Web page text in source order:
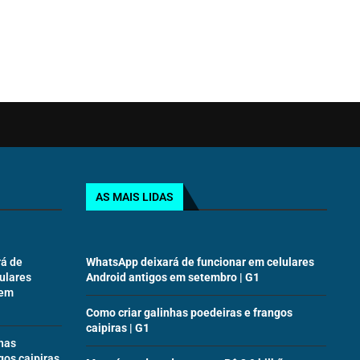
de
AS MAIS LIDAS
WhatsApp deixará de funcionar em celulares
Android antigos em setembro | G1
Como criar galinhas poedeiras e frangos
caipiras | G1